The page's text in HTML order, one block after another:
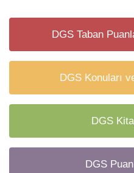
DGS Taban
DGS Konuları
DGS
DGS